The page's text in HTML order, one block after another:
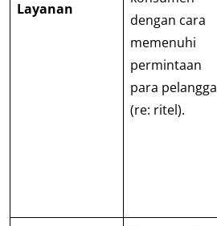
Layanan
dengan cara
memenuhi
permintaan
para
(re: ritel).